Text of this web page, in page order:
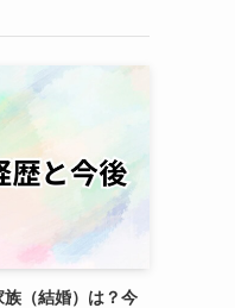
（結婚）は？今